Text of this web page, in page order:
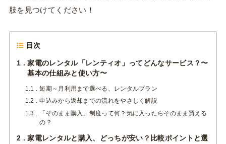
肢を見つけてください！
目次
1
家電のレンタル「レンティオ」ってどんなサービス？〜
基本の仕組みと使い方〜
1.1
短期～月利用まで選べる、レンタルプラン
1.2
申込みから返却までの流れをやさしく解説
1.3
「そのまま購入」制度って何？気に入ったらそのまま買える
の？
2
家電レンタルと購入、どっちが安い？比較ポイントと選